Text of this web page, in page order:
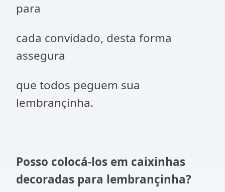
para
cada convidado, desta forma
assegura
que todos peguem sua
lembrançinha.
Posso colocá-los em caixinhas
decoradas para lembrançinha?